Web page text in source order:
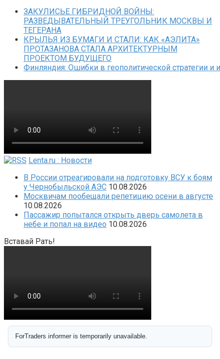
ЗАКУЛИСЬЕ ГИБРИДНОЙ ВОЙНЫ:
РАЗВЕДЫВАТЕЛЬНЫЙ ТРЕУГОЛЬНИК МОСКВЫ И
ТЕГЕРАНА
КРЫЛЬЯ ИЗ БУМАГИ И СТАЛИ: КАК «АЭЛИТА»
ПРОТАЗАНОВА СТАЛА АРХИТЕКТУРНЫМ
ПРОЕКТОМ БУДУЩЕГО
Финляндия: Ошибки в геополитической стратегии и
Lenta.ru : Новости
В России отреагировали на подготовку ВСУ к боям
у Чернобыльской АЭС 10.08.2026
Москвичам пообещали репетицию осени в августе
10.08.2026
Пассажир попытался открыть дверь самолета в
небе и попал на видео 10.08.2026
Вставай Рать!